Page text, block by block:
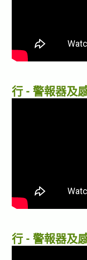
行 - 警報器及
行 - 警報器及